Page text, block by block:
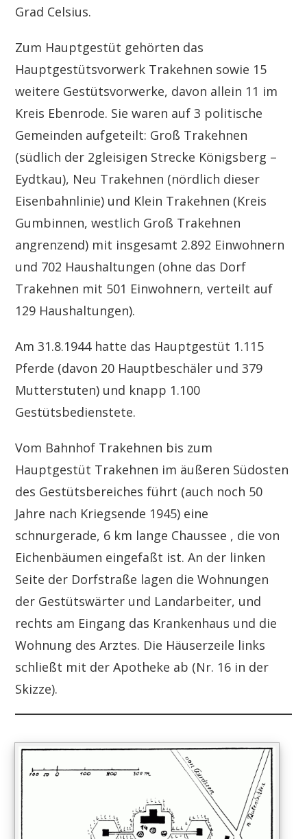
Grad Celsius.
Zum Hauptgestüt gehörten das
Hauptgestütsvorwerk Trakehnen sowie 15
weitere Gestütsvorwerke, davon allein 11 im
Kreis Ebenrode. Sie waren auf 3 politische
Gemeinden aufgeteilt: Groß Trakehnen
(südlich der 2gleisigen Strecke Königsberg –
Eydtkau), Neu Trakehnen (nördlich dieser
Eisenbahnlinie) und Klein Trakehnen (Kreis
Gumbinnen, westlich Groß Trakehnen
angrenzend) mit insgesamt 2.892 Einwohnern
und 702 Haushaltungen (ohne das Dorf
Trakehnen mit 501 Einwohnern, verteilt auf
129 Haushaltungen).
Am 31.8.1944 hatte das Hauptgestüt 1.115
Pferde (davon 20 Hauptbeschäler und 379
Mutterstuten) und knapp 1.100
Gestütsbedienstete.
Vom Bahnhof Trakehnen bis zum
Hauptgestüt Trakehnen im äußeren Südosten
des Gestütsbereiches führt (auch noch 50
Jahre nach Kriegsende 1945) eine
schnurgerade, 6 km lange Chaussee , die von
Eichenbäumen eingefaßt ist. An der linken
Seite der Dorfstraße lagen die Wohnungen
der Gestütswärter und Landarbeiter, und
rechts am Eingang das Krankenhaus und die
Wohnung des Arztes. Die Häuserzeile links
schließt mit der Apotheke ab (Nr. 16 in der
Skizze).